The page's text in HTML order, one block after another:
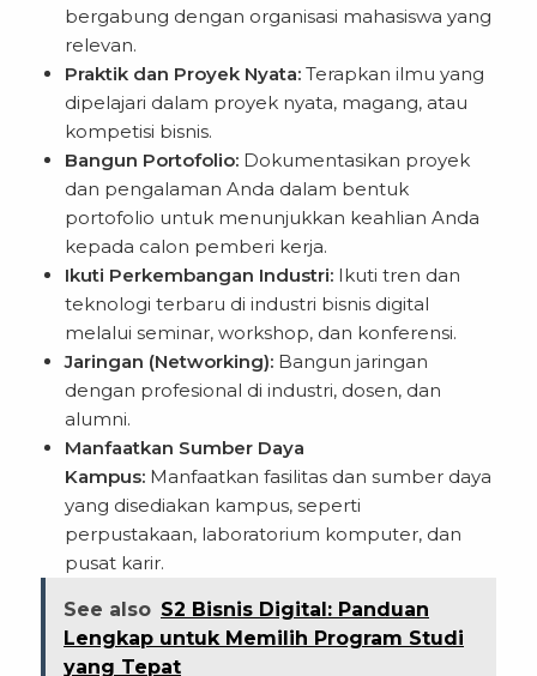
bergabung dengan organisasi mahasiswa yang
relevan.
Praktik dan Proyek Nyata: Terapkan ilmu yang
dipelajari dalam proyek nyata, magang, atau
kompetisi bisnis.
Bangun Portofolio: Dokumentasikan proyek
dan pengalaman Anda dalam bentuk
portofolio untuk menunjukkan keahlian Anda
kepada calon pemberi kerja.
Ikuti Perkembangan Industri: Ikuti tren dan
teknologi terbaru di industri bisnis digital
melalui seminar, workshop, dan konferensi.
Jaringan (Networking): Bangun jaringan
dengan profesional di industri, dosen, dan
alumni.
Manfaatkan Sumber Daya
Kampus: Manfaatkan fasilitas dan sumber daya
yang disediakan kampus, seperti
perpustakaan, laboratorium komputer, dan
pusat karir.
See also S2 Bisnis Digital: Panduan
Lengkap untuk Memilih Program Studi
yang Tepat